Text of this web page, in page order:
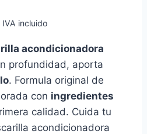
Rango
15,00€
IVA incluido
acondicionadora
profundidad, aporta
. Formula original de
con ingredientes
calidad. Cuida tu
acondicionadora